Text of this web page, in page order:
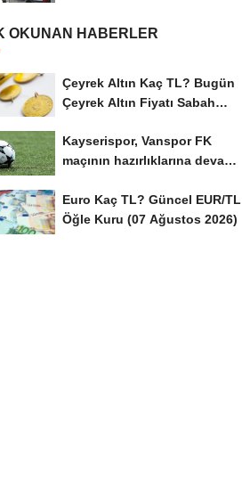
OKUNAN HABERLER
Çeyrek Altın Kaç TL? Bugün
Çeyrek Altın Fiyatı Sabah
Kayserispor, Vanspor FK
maçının hazırlıklarına devam
Euro Kaç TL? Güncel EUR/TL
Öğle Kuru (07 Ağustos 2026)